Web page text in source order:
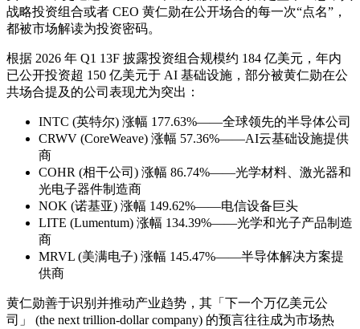
战略投资组合或者 CEO 黄仁勋在公开场合的每一次“点名”，
都被市场解读为投资密码。
根据 2026 年 Q1 13F 披露投资组合规模约 184 亿美元，年内
已公开投资超 150 亿美元于 AI 基础设施，部分被黄仁勋在公
共场合提及的公司表现尤为突出：
INTC (英特尔) 涨幅 177.63%——全球领先的半导体公司
CRWV (CoreWeave) 涨幅 57.36%——AI云基础设施提供
商
COHR (相干公司) 涨幅 86.74%——光学材料、激光器和
光电子器件制造商
NOK (诺基亚) 涨幅 149.62%——电信设备巨头
LITE (Lumentum) 涨幅 134.39%——光学和光子产品制造
商
MRVL (美满电子) 涨幅 145.47%——半导体解决方案提
供商
黄仁勋善于识别并推动产业趋势，其「下一个万亿美元公
司」 (the next trillion-dollar company) 的预言往往成为市场热